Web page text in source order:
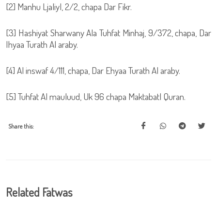
[2] Manhu Ljaliyl, 2/2, chapa Dar Fikr.
[3] Hashiyat Sharwany Ala Tuhfat Minhaj, 9/372, chapa, Dar
Ihyaa Turath Al araby.
[4] Al inswaf 4/111, chapa, Dar Ehyaa Turath Al araby.
[5] Tuhfat Al mauluud, Uk 96 chapa Maktabatl Quran.
Share this:
Related Fatwas